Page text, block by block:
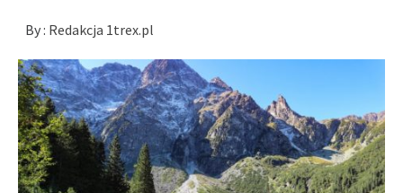
By : Redakcja 1trex.pl